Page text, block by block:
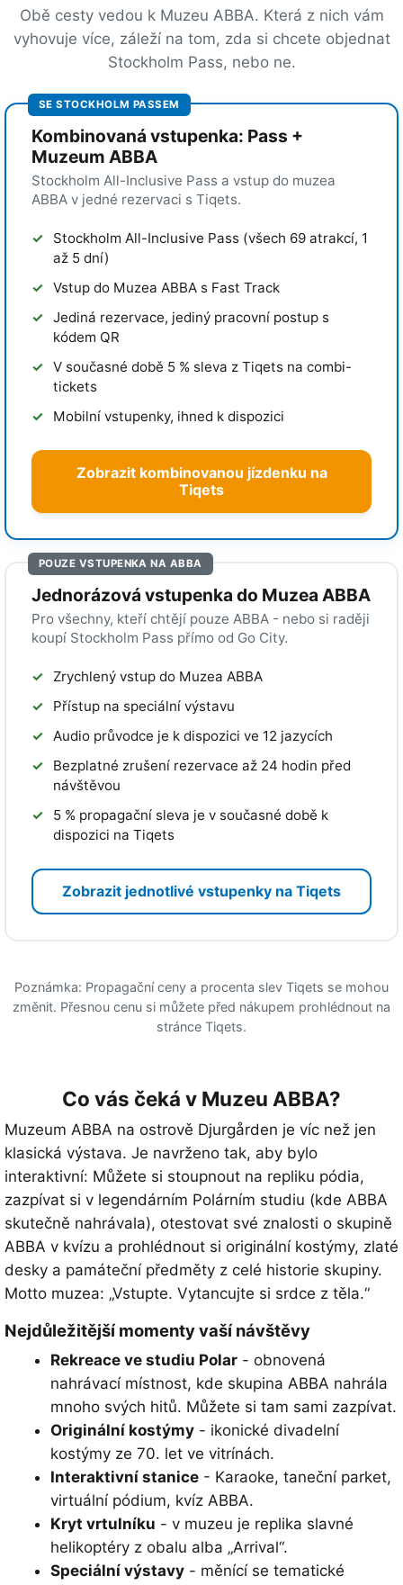
Obě cesty vedou k Muzeu ABBA. Která z nich vám
vyhovuje více, záleží na tom, zda si chcete objednat
Stockholm Pass, nebo ne.
SE STOCKHOLM PASSEM
Kombinovaná vstupenka: Pass +
Muzeum ABBA
Stockholm All-Inclusive Pass a vstup do muzea
ABBA v jedné rezervaci s Tiqets.
Stockholm All-Inclusive Pass (všech 69 atrakcí, 1
až 5 dní)
Vstup do Muzea ABBA s Fast Track
Jediná rezervace, jediný pracovní postup s
kódem QR
V současné době 5 % sleva z Tiqets na combi-
tickets
Mobilní vstupenky, ihned k dispozici
Zobrazit kombinovanou jízdenku na
Tiqets
POUZE VSTUPENKA NA ABBA
Jednorázová vstupenka do Muzea ABBA
Pro všechny, kteří chtějí pouze ABBA - nebo si raději
koupí Stockholm Pass přímo od Go City.
Zrychlený vstup do Muzea ABBA
Přístup na speciální výstavu
Audio průvodce je k dispozici ve 12 jazycích
Bezplatné zrušení rezervace až 24 hodin před
návštěvou
5 % propagační sleva je v současné době k
dispozici na Tiqets
Zobrazit jednotlivé vstupenky na Tiqets
Poznámka: Propagační ceny a procenta slev Tiqets se mohou
změnit. Přesnou cenu si můžete před nákupem prohlédnout na
stránce Tiqets.
Co vás čeká v Muzeu ABBA?
Muzeum ABBA na ostrově Djurgården je víc než jen
klasická výstava. Je navrženo tak, aby bylo
interaktivní: Můžete si stoupnout na repliku pódia,
zazpívat si v legendárním Polárním studiu (kde ABBA
skutečně nahrávala), otestovat své znalosti o skupině
ABBA v kvízu a prohlédnout si originální kostýmy, zlaté
desky a památeční předměty z celé historie skupiny.
Motto muzea: „Vstupte. Vytancujte si srdce z těla.“
Nejdůležitější momenty vaší návštěvy
Rekreace ve studiu Polar - obnovená
nahrávací místnost, kde skupina ABBA nahrála
mnoho svých hitů. Můžete si tam sami zazpívat.
Originální kostýmy - ikonické divadelní
kostýmy ze 70. let ve vitrínách.
Interaktivní stanice - Karaoke, taneční parket,
virtuální pódium, kvíz ABBA.
Kryt vrtulníku - v muzeu je replika slavné
helikoptéry z obalu alba „Arrival“.
Speciální výstavy - měnící se tematické